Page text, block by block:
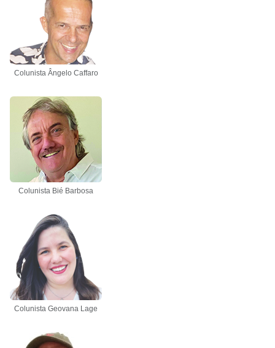
Colunista Ângelo Caffaro
Colunista Bié Barbosa
Colunista Geovana Lage